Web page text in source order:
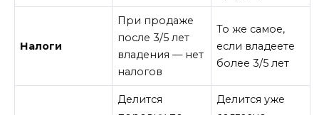
Налоги
При продаже
после 3/5 лет
владения — нет
налогов
То же самое,
если владеете
более 3/5 лет
Делится
Делится уже